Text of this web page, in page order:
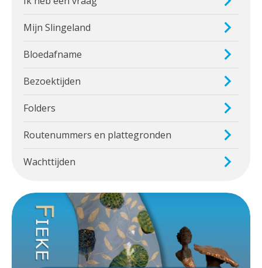
Mijn Slingeland
Bloedafname
Bezoektijden
Folders
Routenummers en plattegronden
Wachttijden